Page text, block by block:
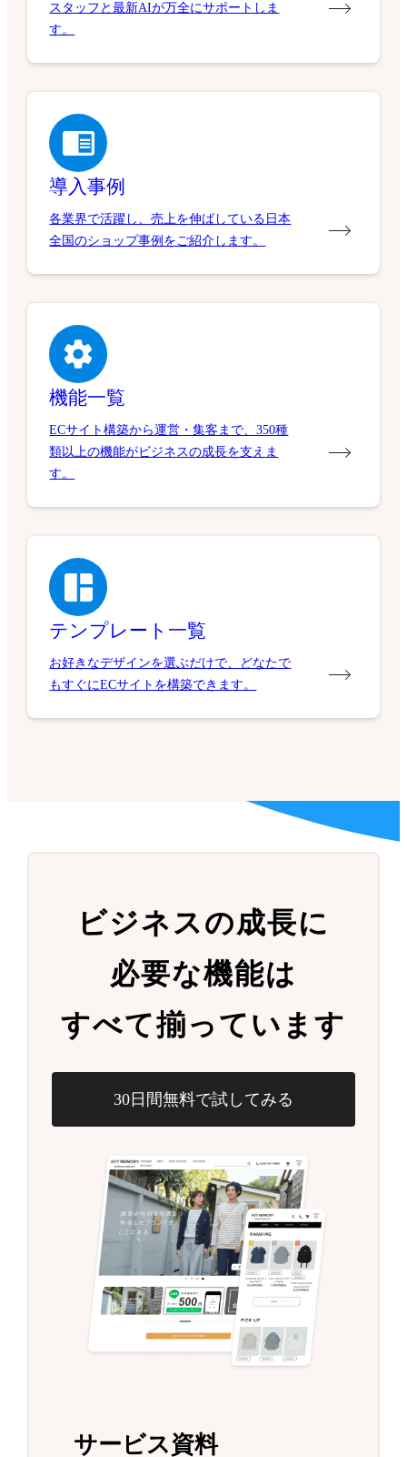
スタッフと最新AIが万全にサポートしま
す。
導入事例
各業界で活躍し、売上を伸ばしている日本
全国のショップ事例をご紹介します。
機能一覧
ECサイト構築から運営・集客まで、350種
類以上の機能がビジネスの成長を支えま
す。
テンプレート一覧
お好きなデザインを選ぶだけで、どなたで
もすぐにECサイトを構築できます。
ビジネスの成長に
必要な機能は
すべて揃っています
30日間無料で試してみる
サービス資料